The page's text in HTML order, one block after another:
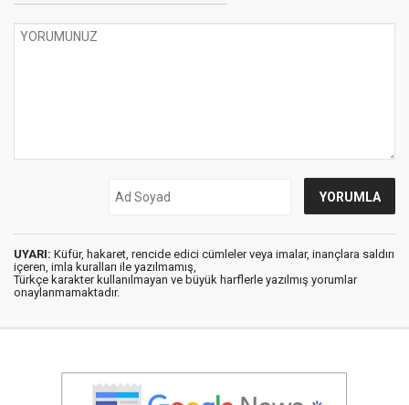
UYARI: Küfür, hakaret, rencide edici cümleler veya imalar, inançlara saldırı
içeren, imla kuralları ile yazılmamış,
Türkçe karakter kullanılmayan ve büyük harflerle yazılmış yorumlar
onaylanmamaktadır.